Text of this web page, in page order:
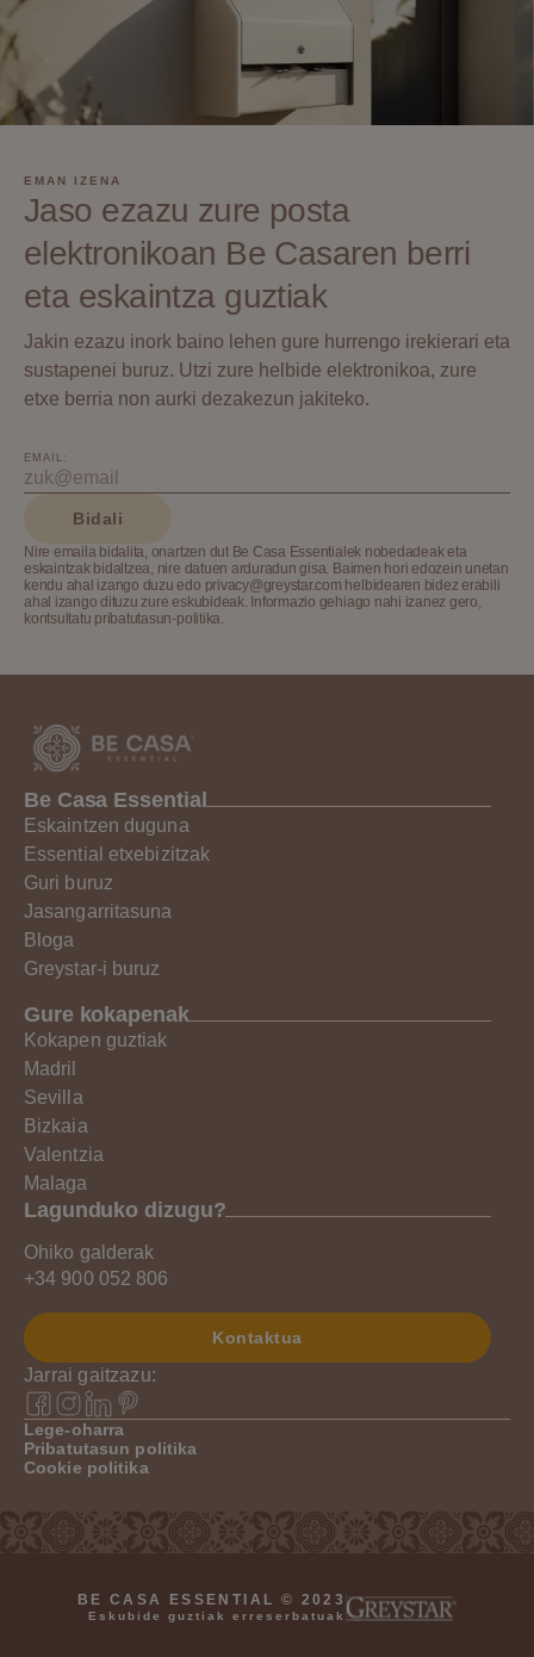
EMAN IZENA
Jaso ezazu zure posta
elektronikoan Be Casaren berri
eta eskaintza guztiak
Jakin ezazu inork baino lehen gure hurrengo irekierari eta
sustapenei buruz. Utzi zure helbide elektronikoa, zure
etxe berria non aurki dezakezun jakiteko.
EMAIL:
Bidali
Nire emaila bidalita, onartzen dut Be Casa Essentialek nobedadeak eta
eskaintzak bidaltzea, nire datuen arduradun gisa. Baimen hori edozein unetan
kendu ahal izango duzu edo privacy@greystar.com helbidearen bidez erabili
ahal izango dituzu zure eskubideak. Informazio gehiago nahi izanez gero,
kontsultatu pribatutasun-politika.
Be Casa Essential
Eskaintzen duguna
Essential etxebizitzak
Guri buruz
Jasangarritasuna
Bloga
Greystar-i buruz
Gure kokapenak
Kokapen guztiak
Madril
Sevilla
Bizkaia
Valentzia
Malaga
Lagunduko dizugu?
Ohiko galderak
+34 900 052 806
Kontaktua
Lege-oharra
Pribatutasun politika
Cookie politika
Jarrai gaitzazu:
BE CASA ESSENTIAL © 2023
Eskubide guztiak erreserbatuak